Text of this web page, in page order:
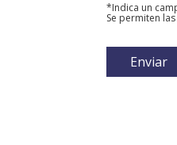
*Indica un
Se permiten